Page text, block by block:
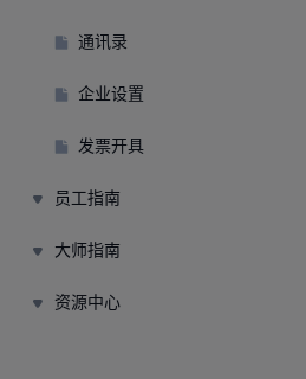
通讯录
企业设置
发票开具
员工指南
大师指南
资源中心